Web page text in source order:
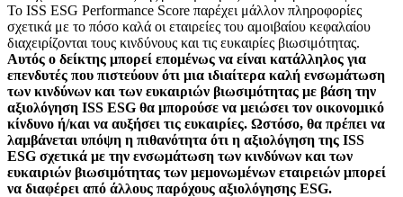
Το ISS ESG Performance Score παρέχει μάλλον πληροφορίες
σχετικά με το πόσο καλά οι εταιρείες του αμοιβαίου κεφαλαίου
διαχειρίζονται τους κινδύνους και τις ευκαιρίες βιωσιμότητας.
Αυτός ο δείκτης μπορεί επομένως να είναι κατάλληλος για
επενδυτές που πιστεύουν ότι μια ιδιαίτερα καλή ενσωμάτωση
των κινδύνων και των ευκαιριών βιωσιμότητας με βάση την
αξιολόγηση ISS ESG θα μπορούσε να μειώσει τον οικονομικό
κίνδυνο ή/και να αυξήσει τις ευκαιρίες. Ωστόσο, θα πρέπει να
λαμβάνεται υπόψη η πιθανότητα ότι η αξιολόγηση της ISS
ESG σχετικά με την ενσωμάτωση των κινδύνων και των
ευκαιριών βιωσιμότητας των μεμονωμένων εταιρειών μπορεί
να διαφέρει από άλλους παρόχους αξιολόγησης ESG.